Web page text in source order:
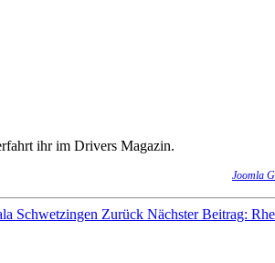
ihr im Drivers Magazin.
Joomla
Schwetzingen Zurück Nächster Beitrag: